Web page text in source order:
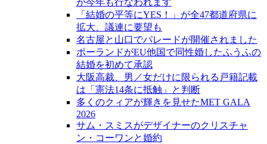
「結婚の平等にYES！」が全47都道府県に
拡大、議連に要望も
名古屋と山口でパレードが開催されました
ポーランドがEU他国で同性婚したふうふの
結婚を初めて承認
大阪高裁、男／女だけに限られる戸籍記載
は「憲法14条に抵触」と判断
多くのクィアが輝きを見せたMET GALA
2026
サム・スミスがデザイナーのクリスチャ
ン・コーワンと婚約